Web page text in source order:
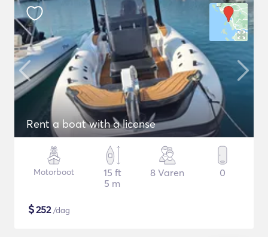
Rent a boat with a license
Motorboot
15 ft
5 m
8 Varen 0
$252/dag